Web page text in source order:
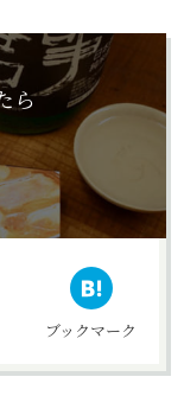
ら
ブックマーク